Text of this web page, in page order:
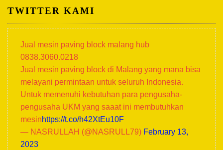
TWITTER KAMI
Jual mesin paving block malang hub
0838.3060.0218
Jual mesin paving block di Malang yang mana bisa
melayani permintaan untuk seluruh Indonesia.
Untuk memenuhi kebutuhan para pengusaha-
pengusaha UKM yang saaat ini membutuhkan
mesinhttps://t.co/h42XtEu10F
— NASRULLAH (@NASRULL79) February 13,
2023